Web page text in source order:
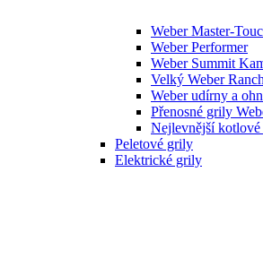
Weber Master-
Weber Performer
Weber Summit
Velký Weber
Weber udírny a
Přenosné grily
Nejlevnější
Peletové grily
Elektrické grily